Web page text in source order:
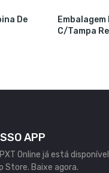
De
C/tampa
APP
Online já está
Store. Baixe agora.